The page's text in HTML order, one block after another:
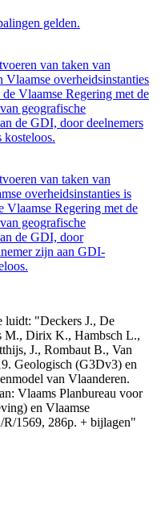
gelden.
van taken van
Vlaamse overheidsinstanties
Vlaamse Regering met de
geografische
de GDI, door deelnemers
van taken van
overheidsinstanties is
Vlaamse Regering met de
geografische
de GDI, door
zijn aan GDI-
luidt: "Deckers J., De
M., Dirix K., Hambsch L.,
J., Rombaut B., Van
Geologisch (G3Dv3) en
van Vlaanderen.
Vlaams Planbureau voor
en Vlaamse
1569, 286p. + bijlagen"